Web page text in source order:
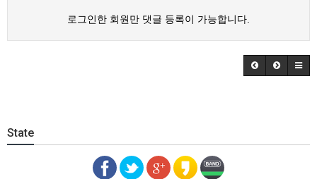
로그인한 회원만 댓글 등록이 가능합니다.
State